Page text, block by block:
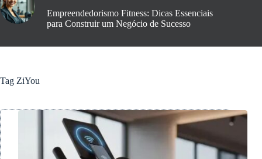
Empreendedorismo Fitness: Dicas Essenciais
para Construir um Negócio de Sucesso
Tag ZiYou